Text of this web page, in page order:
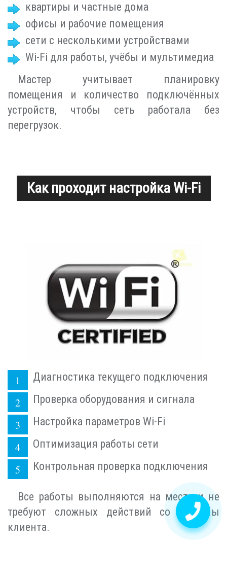
квартиры и частные дома
офисы и рабочие помещения
сети с несколькими устройствами
Wi-Fi для работы, учёбы и мультимедиа
Мастер учитывает планировку
помещения и количество подключённых
устройств, чтобы сеть работала без
перегрузок.
Как проходит настройка Wi-Fi
Диагностика текущего подключения
Проверка оборудования и сигнала
Настройка параметров Wi-Fi
Оптимизация работы сети
Контрольная проверка подключения
Все работы выполняются на месте и не
требуют сложных действий со стороны
клиента.